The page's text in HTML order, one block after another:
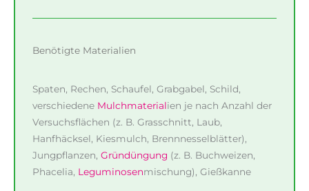
Benötigte Materialien
Spaten, Rechen, Schaufel, Grabgabel, Schild,
verschiedene Mulchmaterialien je nach Anzahl der
Versuchsflächen (z. B. Grasschnitt, Laub,
Hanfhäcksel, Kiesmulch, Brennnesselblätter),
Jungpflanzen, Gründüngung (z. B. Buchweizen,
Phacelia, Leguminosenmischung), Gießkanne